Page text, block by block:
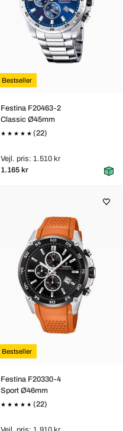
Bestseller
Festina F20463-2
Classic Ø45mm
(22)
Vejl. pris: 1.510 kr
1.165 kr
Bestseller
Festina F20330-4
Sport Ø46mm
(22)